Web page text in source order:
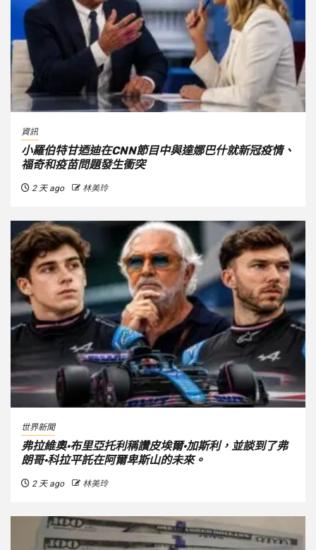
資訊
小羅伯特甘迺迪在CNN節目中與達娜巴什就新冠疫情、
福奇和疫苗問題發生衝突
2 天 ago 林美玲
世界新聞
弗拉維奧·布里亞托利稱讚皮埃爾·加斯利，並談到了弗
朗哥·科拉平託在阿爾卑斯山的未來。
2 天 ago 林美玲